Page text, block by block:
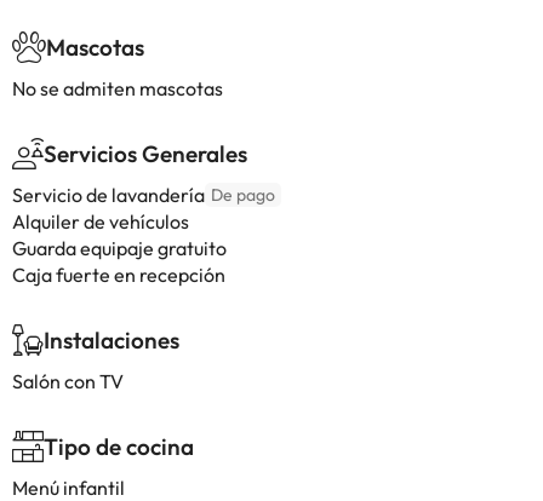
Mascotas
No se admiten mascotas
Servicios Generales
Servicio de lavandería De pago
Alquiler de vehículos
Guarda equipaje gratuito
Caja fuerte en recepción
Instalaciones
Salón con TV
Tipo de cocina
Menú infantil